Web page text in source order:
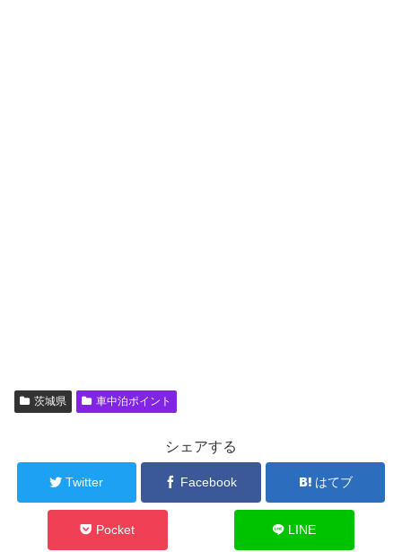
茨城県 車中泊ポイント
シェアする
Twitter Facebook はてブ
Pocket LINE